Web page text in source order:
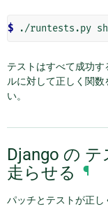
$
テストはすべて成功
ルに対して正しく関
い。
Django の
走らせる
¶
パッチとテストが正